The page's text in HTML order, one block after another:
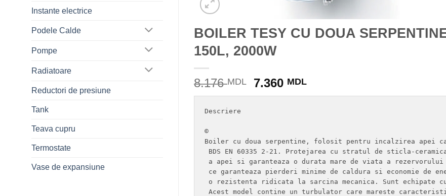
Instante electrice
Podele Calde
Pompe
Radiatoare
Reductori de presiune
Tank
Teava cupru
Termostate
Vase de expansiune
BOILER TESY CU DOUA
150L, 2000W
8.176MDL
Prețul
inițial
7.360 MDLPrețul
curent
Descriere
©
Boiler cu doua serpentine, folosit pentru incalzirea apei
BDS EN 60335 2-21. Protejarea cu stratul de sticla-
a apei si garanteaza o durata mare de viata a
ce garanteaza pierderi minime de caldura si economie de
o rezistenta ridicata la sarcina mecanica. Sunt echipate
Acest model contine un turbulator care mareste